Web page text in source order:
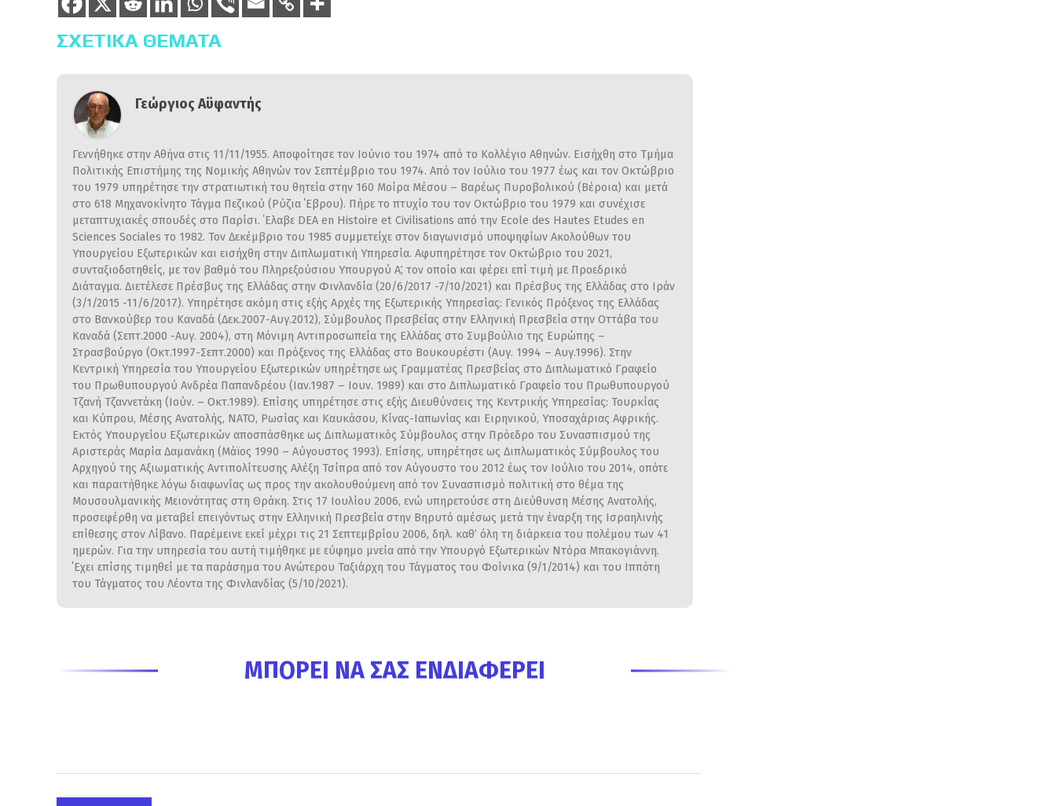
ΣΧΕΤΙΚΆ ΘΈΜΑΤΑ
Γεώργιος Αϋφαντής
Γεννήθηκε στην Αθήνα στις 11/11/1955. Αποφοίτησε τον Ιούνιο του 1974 από το Κολλέγιο Αθηνών. Εισήχθη στο Τμήμα
Πολιτικής Επιστήμης της Νομικής Αθηνών τον Σεπτέμβριο του 1974. Από τον Ιούλιο του 1977 έως και τον Οκτώβριο
του 1979 υπηρέτησε την στρατιωτική του θητεία στην 160 Μοίρα Μέσου – Βαρέως Πυροβολικού (Βέροια) και μετά
στο 618 Μηχανοκίνητο Τάγμα Πεζικού (Ρύζια ΄Εβρου). Πήρε το πτυχίο του τον Οκτώβριο του 1979 και συνέχισε
μεταπτυχιακές σπουδές στο Παρίσι. ΄Ελαβε DEA en Histoire et Civilisations από την Ecole des Hautes Etudes en
Sciences Sociales το 1982. Τον Δεκέμβριο του 1985 συμμετείχε στον διαγωνισμό υποψηφίων Ακολούθων του
Υπουργείου Εξωτερικών και εισήχθη στην Διπλωματική Υπηρεσία. Αφυπηρέτησε τον Οκτώβριο του 2021,
συνταξιοδοτηθείς, με τον βαθμό του Πληρεξούσιου Υπουργού Α΄, τον οποίο και φέρει επί τιμή με Προεδρικό
Διάταγμα. Διετέλεσε Πρέσβυς της Ελλάδας στην Φινλανδία (20/6/2017 -7/10/2021) και Πρέσβυς της Ελλάδας στο Ιράν
(3/1/2015 -11/6/2017). Υπηρέτησε ακόμη στις εξής Αρχές της Εξωτερικής Υπηρεσίας: Γενικός Πρόξενος της Ελλάδας
στο Βανκούβερ του Καναδά (Δεκ.2007-Αυγ.2012), Σύμβουλος Πρεσβείας στην Ελληνική Πρεσβεία στην Οττάβα του
Καναδά (Σεπτ.2000 -Αυγ. 2004), στη Μόνιμη Αντιπροσωπεία της Ελλάδας στο Συμβούλιο της Ευρώπης –
Στρασβούργο (Οκτ.1997-Σεπτ.2000) και Πρόξενος της Ελλάδας στο Βουκουρέστι (Αυγ. 1994 – Αυγ.1996). Στην
Κεντρική Υπηρεσία του Υπουργείου Εξωτερικών υπηρέτησε ως Γραμματέας Πρεσβείας στο Διπλωματικό Γραφείο
του Πρωθυπουργού Ανδρέα Παπανδρέου (Ιαν.1987 – Ιουν. 1989) και στο Διπλωματικό Γραφείο του Πρωθυπουργού
Τζανή Τζαννετάκη (Ιούν. – Οκτ.1989). Επίσης υπηρέτησε στις εξής Διευθύνσεις της Κεντρικής Υπηρεσίας: Τουρκίας
και Κύπρου, Μέσης Ανατολής, ΝΑΤΟ, Ρωσίας και Καυκάσου, Κίνας-Ιαπωνίας και Ειρηνικού, Υποσαχάριας Αφρικής.
Εκτός Υπουργείου Εξωτερικών αποσπάσθηκε ως Διπλωματικός Σύμβουλος στην Πρόεδρο του Συνασπισμού της
Αριστεράς Μαρία Δαμανάκη (Μάϊος 1990 – Αύγουστος 1993). Επίσης, υπηρέτησε ως Διπλωματικός Σύμβουλος του
Αρχηγού της Αξιωματικής Αντιπολίτευσης Αλέξη Τσίπρα από τον Αύγουστο του 2012 έως τον Ιούλιο του 2014, οπότε
και παραιτήθηκε λόγω διαφωνίας ως προς την ακολουθούμενη από τον Συνασπισμό πολιτική στο θέμα της
Μουσουλμανικής Μειονότητας στη Θράκη. Στις 17 Ιουλίου 2006, ενώ υπηρετούσε στη Διεύθυνση Μέσης Ανατολής,
προσεφέρθη να μεταβεί επειγόντως στην Ελληνική Πρεσβεία στην Βηρυτό αμέσως μετά την έναρξη της Ισραηλινής
επίθεσης στον Λίβανο. Παρέμεινε εκεί μέχρι τις 21 Σεπτεμβρίου 2006, δηλ. καθ’ όλη τη διάρκεια του πολέμου των 41
ημερών. Για την υπηρεσία του αυτή τιμήθηκε με εύφημο μνεία από την Υπουργό Εξωτερικών Ντόρα Μπακογιάννη.
΄Εχει επίσης τιμηθεί με τα παράσημα του Ανώτερου Ταξιάρχη του Τάγματος του Φοίνικα (9/1/2014) και του Ιππότη
του Τάγματος του Λέοντα της Φινλανδίας (5/10/2021).
ΜΠΟΡΕΊ ΝΑ ΣΑΣ ΕΝΔΙΑΦΈΡΕΙ